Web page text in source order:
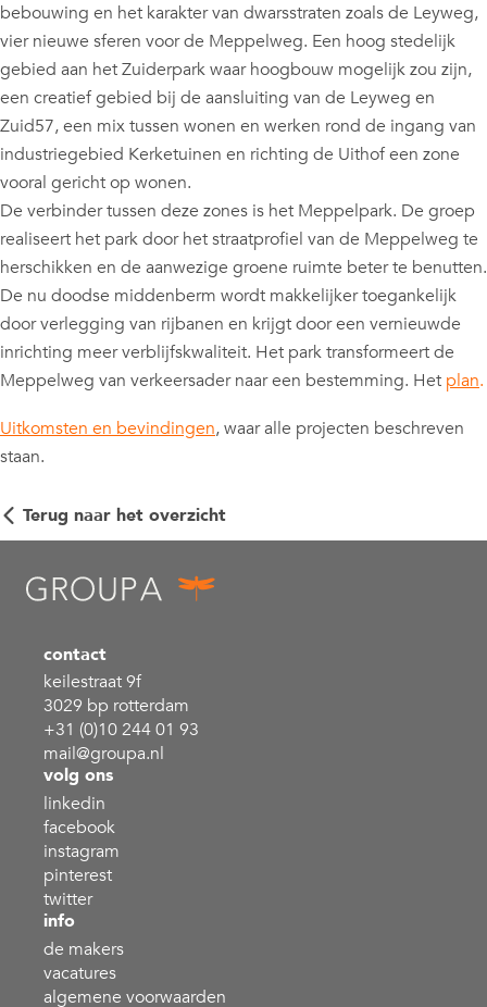
bebouwing en het karakter van dwarsstraten zoals de Leyweg,
vier nieuwe sferen voor de Meppelweg. Een hoog stedelijk
gebied aan het Zuiderpark waar hoogbouw mogelijk zou zijn,
een creatief gebied bij de aansluiting van de Leyweg en
Zuid57, een mix tussen wonen en werken rond de ingang van
industriegebied Kerketuinen en richting de Uithof een zone
vooral gericht op wonen.
De verbinder tussen deze zones is het Meppelpark. De groep
realiseert het park door het straatprofiel van de Meppelweg te
herschikken en de aanwezige groene ruimte beter te benutten.
De nu doodse middenberm wordt makkelijker toegankelijk
door verlegging van rijbanen en krijgt door een vernieuwde
inrichting meer verblijfskwaliteit. Het park transformeert de
Meppelweg van verkeersader naar een bestemming. Het plan.
Uitkomsten en bevindingen, waar alle projecten beschreven
staan.
Terug naar het overzicht
contact
keilestraat 9f
3029 bp rotterdam
+31 (0)10 244 01 93
mail@groupa.nl
volg ons
linkedin
facebook
instagram
pinterest
twitter
info
de makers
vacatures
algemene voorwaarden